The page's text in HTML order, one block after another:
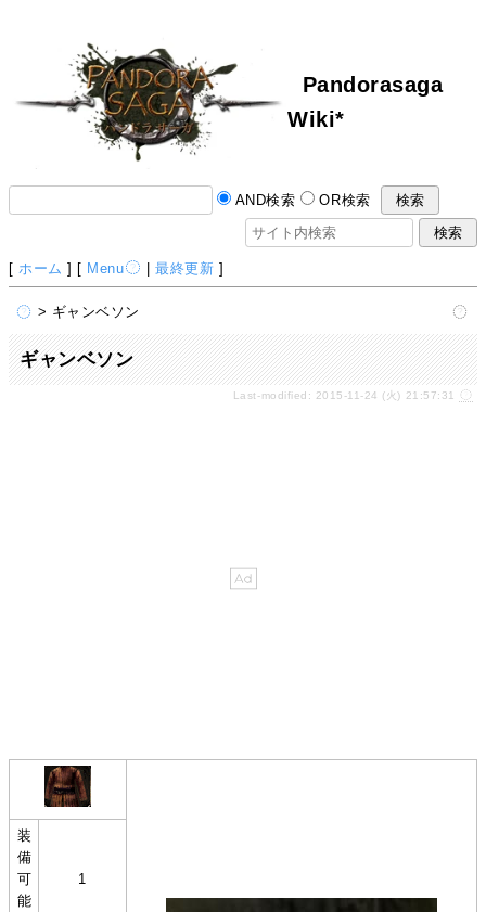
Pandorasaga
Wiki*
AND検索 OR検索
[ ホーム ] [ Menu |最終更新 ]
> ギャンベソン
ギャンベソン
Last-modified: 2015-11-24 (火) 21:57:31
装
備
可
能
1